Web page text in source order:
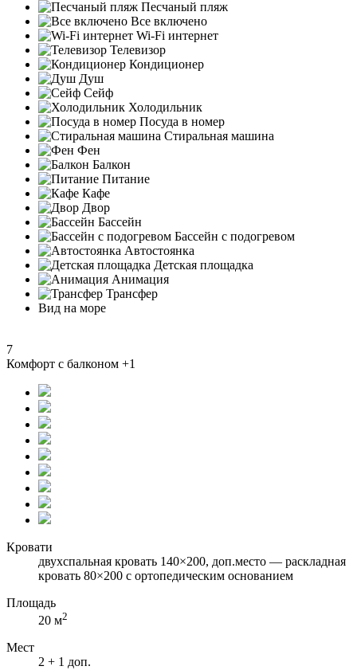
Песчаный пляж
Все включено
Wi-Fi интернет
Телевизор
Кондиционер
Душ
Сейф
Холодильник
Посуда в номер
Стиральная машина
Фен
Балкон
Питание
Кафе
Двор
Бассейн
Бассейн с подогревом
Автостоянка
Детская площадка
Анимация
Трансфер
Вид на море
7
Комфорт с балконом +1
Кровати
двухспальная кровать 140×200, доп.место — раскладная
кровать 80×200 с ортопедическим основанием
Площадь
20 м2
Мест
2 + 1 доп.